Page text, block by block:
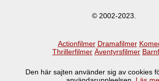
© 2002-2023.
Actionfilmer Dramafilmer
Thrillerfilmer Äventyrsfilmer
Den här sajten använder sig av cookies